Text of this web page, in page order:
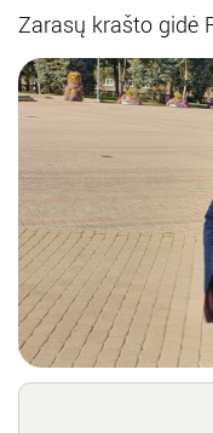
Zarasų krašto gidė